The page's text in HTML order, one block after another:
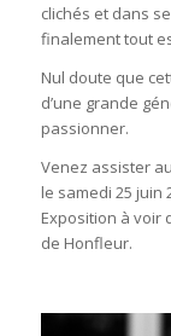
clichés et dans
finalement tout
Nul doute que
d’une grande
passionner.
Venez assister
le samedi 25 juin
Exposition à voir
de Honfleur.